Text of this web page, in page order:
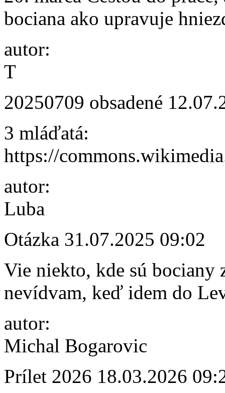
bociana ako upravuje
autor:
T
20250709 obsadené
3 mláďatá:
https://
autor:
Luba
Otázka 31.07.2025 09:02
Vie niekto, kde sú bociany
nevídvam, keď idem do
autor:
Michal Bogarovic
Prílet 2026 18.03.2026